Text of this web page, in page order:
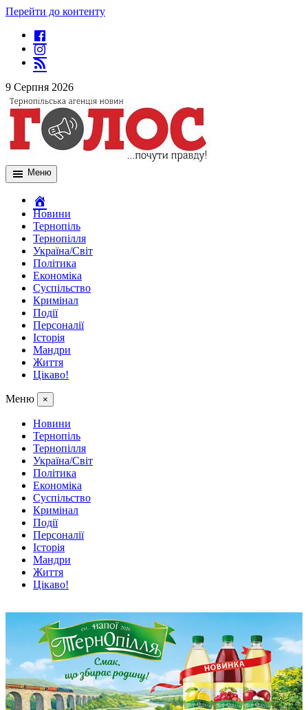
Перейти до контенту
9 Серпня 2026
Меню
Новини
Тернопіль
Тернопілля
Україна/Світ
Політика
Економіка
Суспільство
Кримінал
Події
Персоналії
Історія
Мандри
Життя
Цікаво!
Меню ×
Новини
Тернопіль
Тернопілля
Україна/Світ
Політика
Економіка
Суспільство
Кримінал
Події
Персоналії
Історія
Мандри
Життя
Цікаво!